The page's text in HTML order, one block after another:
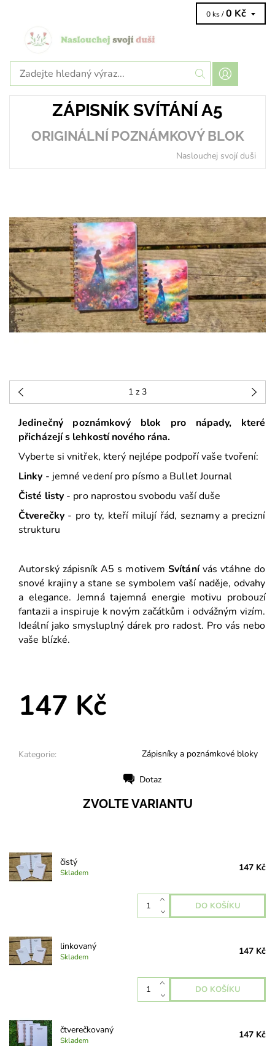
0 ks / 0 Kč
ZÁPISNÍK SVÍTÁNÍ A5
ORIGINÁLNÍ POZNÁMKOVÝ BLOK
Naslouchej svojí duši
1 z 3
Jedinečný poznámkový blok pro nápady, které
přicházejí s lehkostí nového rána.
Vyberte si vnitřek, který nejlépe podpoří vaše tvoření:
Linky - jemné vedení pro písmo a Bullet Journal
Čisté listy - pro naprostou svobodu vaší duše
Čtverečky- pro ty, kteří milují řád, seznamy a precizní
strukturu
Autorský zápisník A5 s motivemSvítánívás vtáhne do
snové krajiny a stane se symbolem vaší naděje, odvahy
a elegance. Jemná tajemná energie motivu probouzí
fantazii a inspiruje k novým začátkům i odvážným vizím.
Ideální jako smysluplný dárek pro radost. Pro vás nebo
vaše blízké.
147 Kč
Kategorie: Zápisníky a poznámkové bloky
Dotaz
ZVOLTE VARIANTU
čistý
Skladem 147 Kč
linkovaný
Skladem 147 Kč
čtverečkovaný
Skladem 147 Kč